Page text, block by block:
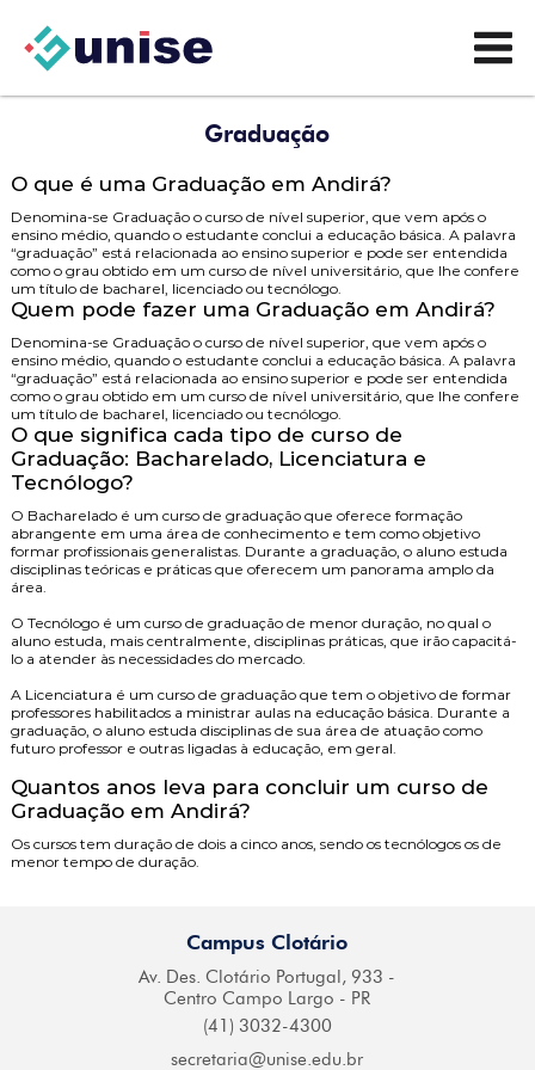
Graduação
O que é uma Graduação em Andirá?
Denomina-se Graduação o curso de nível superior, que vem após o
ensino médio, quando o estudante conclui a educação básica. A palavra
“graduação” está relacionada ao ensino superior e pode ser entendida
como o grau obtido em um curso de nível universitário, que lhe confere
um título de bacharel, licenciado ou tecnólogo.
Quem pode fazer uma Graduação em Andirá?
Denomina-se Graduação o curso de nível superior, que vem após o
ensino médio, quando o estudante conclui a educação básica. A palavra
“graduação” está relacionada ao ensino superior e pode ser entendida
como o grau obtido em um curso de nível universitário, que lhe confere
um título de bacharel, licenciado ou tecnólogo.
O que significa cada tipo de curso de
Graduação: Bacharelado, Licenciatura e
Tecnólogo?
O Bachareladoé um curso de graduação que oferece formação
abrangente em uma área de conhecimento e tem como objetivo
formar profissionais generalistas. Durante a graduação, o aluno estuda
disciplinas teóricas e práticas que oferecem um panorama amplo da
área.
O Tecnólogoé um curso de graduação de menor duração, no qual o
aluno estuda, mais centralmente, disciplinas práticas, que irão capacitá-
lo a atender às necessidades do mercado.
A Licenciatura é um curso de graduação que tem o objetivo de formar
professores habilitados a ministrar aulas na educação básica. Durante a
graduação, o aluno estuda disciplinas de sua área de atuação como
futuro professor e outras ligadas à educação, em geral.
Quantos anos leva para concluir um curso de
Graduação em Andirá?
Os cursos tem duração de dois a cinco anos, sendo os tecnólogos os de
menor tempo de duração.
Campus Clotário
Av. Des. Clotário Portugal, 933 -
Centro Campo Largo - PR
(41) 3032-4300
secretaria@unise.edu.br